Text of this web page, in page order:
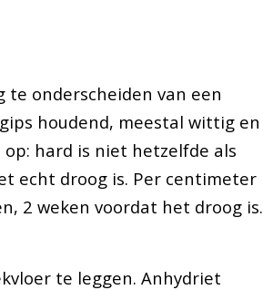
onderscheiden van een
houdend, meestal wittig en
hard is niet hetzelfde als
echt droog is. Per centimeter
2 weken voordat het droog is.
te leggen. Anhydriet